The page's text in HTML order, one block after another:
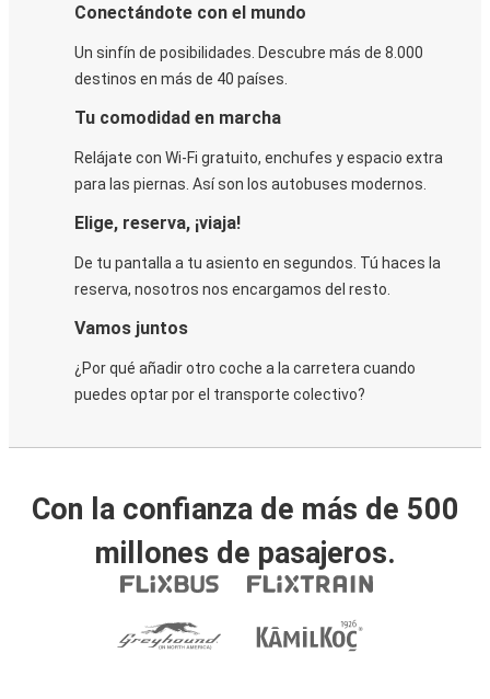
Conectándote con el mundo
Un sinfín de posibilidades. Descubre más de 8.000
destinos en más de 40 países.
Tu comodidad en marcha
Relájate con Wi-Fi gratuito, enchufes y espacio extra
para las piernas. Así son los autobuses modernos.
Elige, reserva, ¡viaja!
De tu pantalla a tu asiento en segundos. Tú haces la
reserva, nosotros nos encargamos del resto.
Vamos juntos
¿Por qué añadir otro coche a la carretera cuando
puedes optar por el transporte colectivo?
Con la confianza de más de 500
millones de pasajeros.